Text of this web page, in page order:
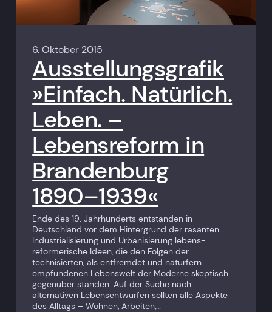
6. Oktober 2015
Ausstellungsgrafik
»Einfach. Natürlich.
Leben. –
Lebensreform in
Brandenburg
1890–1939«
Ende des 19. Jahrhunderts entstanden in
Deutschland vor dem Hintergrund der rasanten
Industrialisierung und Urbanisierung lebens­
reformerische Ideen, die den Folgen der
technisierten, als entfremdet und naturfern
empfundenen Lebenswelt der Moderne skeptisch
gegenüber standen. Auf der Suche nach
alternativen Lebens­entwürfen sollten alle Aspekte
des Alltags – Wohnen, Arbeiten,…